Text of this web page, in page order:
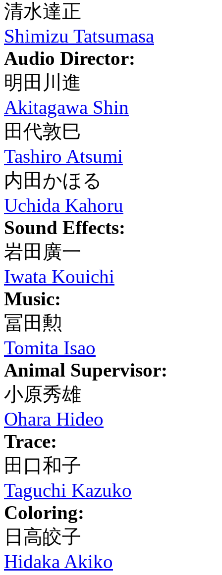
清水達正
Shimizu Tatsumasa
Audio Director:
明田川進
Akitagawa Shin
田代敦巳
Tashiro Atsumi
内田かほる
Uchida Kahoru
Sound Effects:
岩田廣一
Iwata Kouichi
Music:
冨田勲
Tomita Isao
Animal Supervisor:
小原秀雄
Ohara Hideo
Trace:
田口和子
Taguchi Kazuko
Coloring:
日高皎子
Hidaka Akiko